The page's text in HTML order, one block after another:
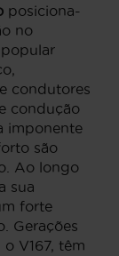
posiciona-
no
condutores
condução
imponente
são
Ao longo
sua
forte
Gerações
V167, têm